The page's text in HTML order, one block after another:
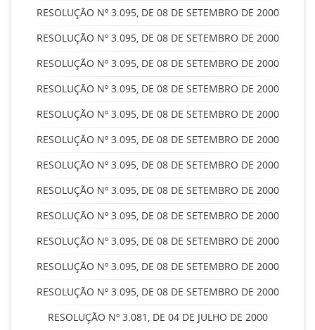
RESOLUÇÃO Nº 3.095, DE 08 DE SETEMBRO DE 2000
RESOLUÇÃO Nº 3.095, DE 08 DE SETEMBRO DE 2000
RESOLUÇÃO Nº 3.095, DE 08 DE SETEMBRO DE 2000
RESOLUÇÃO Nº 3.095, DE 08 DE SETEMBRO DE 2000
RESOLUÇÃO Nº 3.095, DE 08 DE SETEMBRO DE 2000
RESOLUÇÃO Nº 3.095, DE 08 DE SETEMBRO DE 2000
RESOLUÇÃO Nº 3.095, DE 08 DE SETEMBRO DE 2000
RESOLUÇÃO Nº 3.095, DE 08 DE SETEMBRO DE 2000
RESOLUÇÃO Nº 3.095, DE 08 DE SETEMBRO DE 2000
RESOLUÇÃO Nº 3.095, DE 08 DE SETEMBRO DE 2000
RESOLUÇÃO Nº 3.095, DE 08 DE SETEMBRO DE 2000
RESOLUÇÃO Nº 3.095, DE 08 DE SETEMBRO DE 2000
RESOLUÇÃO Nº 3.081, DE 04 DE JULHO DE 2000